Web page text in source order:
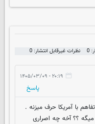
نظرات غیرقابل انتشار: 0
۲۰:۱۹ - ۱۴۰۵/۰۳/۰۹
پاسخ
با آمریکا حرف میزنه .
؟؟ آخه چه اصراری